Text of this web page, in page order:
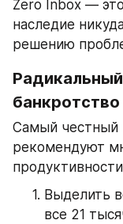
Zero Inbox —
наследие
решению
банкротство
Самый честный
рекомендуют
Выделить
все 21